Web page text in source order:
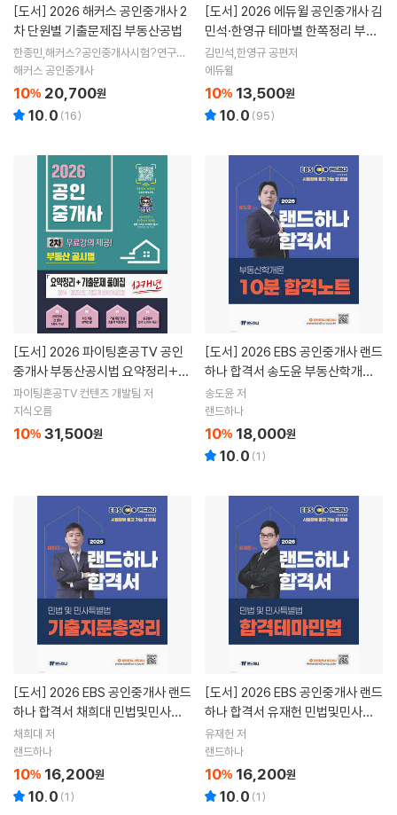
[도서]
차 단원별 기출문제집 부동산공법
한종민,해커스?공인중개사시험?연구소
저
해커스 공인중개사
10% 20,700원
10.0 (16)
[도서]
민석·한영규 테마별 한쪽정리 부동
산공시법·부동산세법
김민석,한영규 공편저
에듀윌
10% 13,500원
10.0 (95)
[도서]
중개사 부동산공시법 요약정리+12
개년 기출문제집 - 무료강의제공
파이팅혼공TV 컨텐츠 개발팀 저
지식오름
10% 31,500원
[도서]
하나 합격서 송도윤 부동산학개론 1
0분 합격노트
송도윤 저
랜드하나
10% 18,000원
10.0 (1)
[도서]
하나 합격서 채희대 민법및민사특
별법 기출지문총정리
채희대 저
랜드하나
10% 16,200원
10.0 (1)
[도서]
하나 합격서 유재헌 민법및민사특
별법 합격테마민법
유재헌 저
랜드하나
10% 16,200원
10.0 (1)